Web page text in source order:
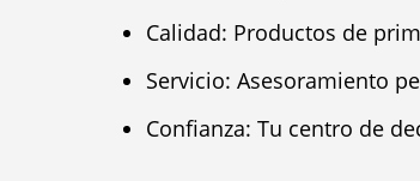
Calidad: Productos de
Servicio: Asesoramiento
Confianza: Tu centro de